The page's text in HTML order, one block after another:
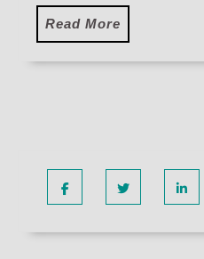
Read More
More